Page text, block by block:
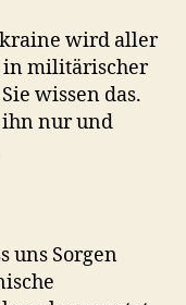
wird aller
in militärischer
wissen das.
nur und
uns Sorgen